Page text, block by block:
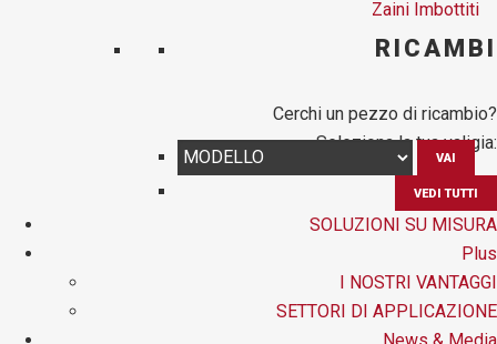
Zaini Imbottiti
RICAMBI
Cerchi un pezzo di ricambio?
Seleziona la tua valigia:
VAI
VEDI TUTTI
SOLUZIONI SU MISURA
Plus
I NOSTRI VANTAGGI
SETTORI DI APPLICAZIONE
News & Media